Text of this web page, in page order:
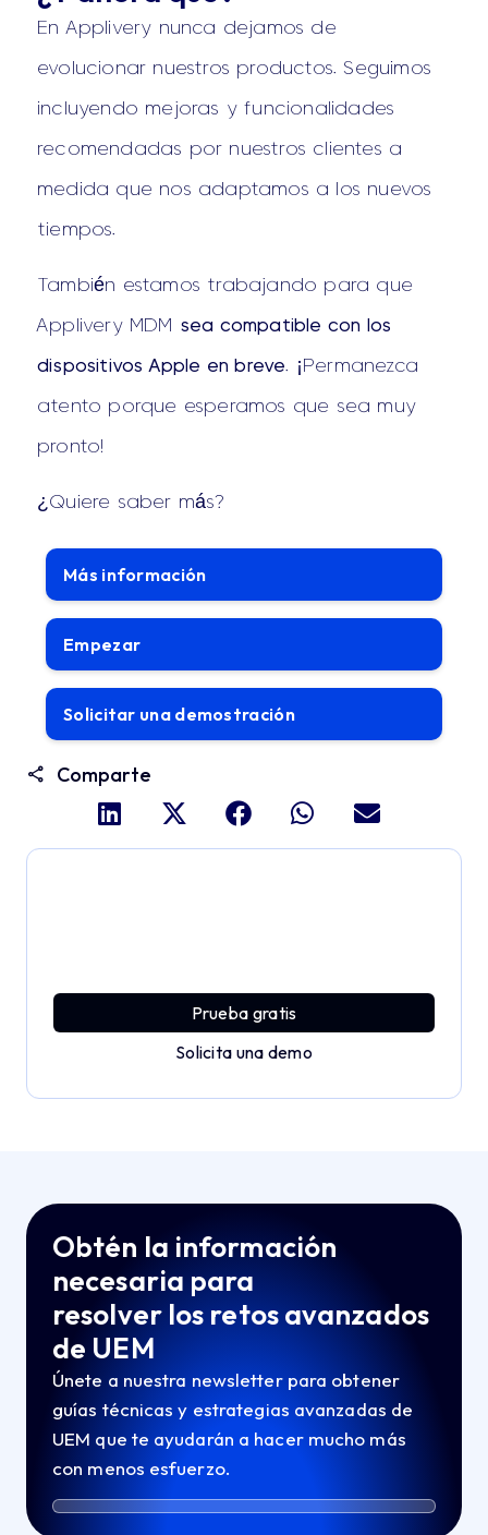
En Applivery nunca dejamos de
evolucionar nuestros productos. Seguimos
incluyendo mejoras y funcionalidades
recomendadas por nuestros clientes a
medida que nos adaptamos a los nuevos
tiempos.
También estamos trabajando para que
Applivery MDM sea compatible con los
dispositivos Apple en breve. ¡Permanezca
atento porque esperamos que sea muy
pronto!
¿Quiere saber más?
Más información
Empezar
Solicitar una demostración
Comparte
Prueba gratis
Solicita una demo
Obtén la información
necesaria para
resolver los retos avanzados
de UEM
Únete a nuestra newsletter para obtener
guías técnicas y estrategias avanzadas de
UEM que te ayudarán a hacer mucho más
con menos esfuerzo.